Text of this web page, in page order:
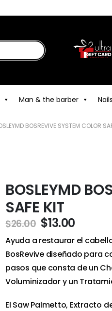
Man & the barber Nails
BOSREVIVE SYSTEM COLOR
BOSLEYMD
SAFE KIT
$26.00 $13.00
Ayuda a restaurar el
BosRevive diseñado para
pasos que consta de un
Voluminizador y un
El Saw Palmetto, Extracto